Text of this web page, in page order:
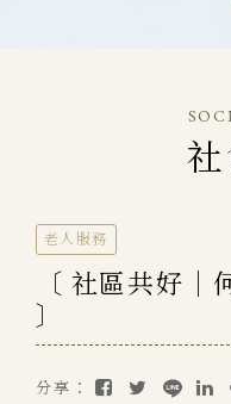
老人服務
〔 社區共好
〕
分享：